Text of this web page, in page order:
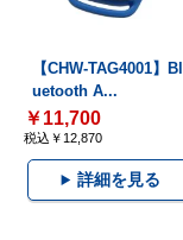
【CHW-TAG4001】Bl
uetooth A...
￥11,700
税込￥12,870
詳細を見る